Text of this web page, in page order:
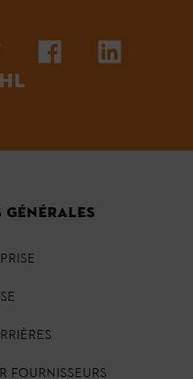
FOURNISSEURS